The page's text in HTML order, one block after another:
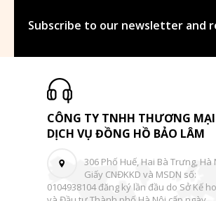
Subscribe to our newsletter and
CÔNG TY TNHH THƯƠNG
DỊCH VỤ ĐỒNG HỒ BẢO LÂM
306 Phố Huế, Hai Bà Trưng, Hà
Giấy CNĐKKD và MSDN số:
0104938104 đăng ký lần đầu do Sở Kế